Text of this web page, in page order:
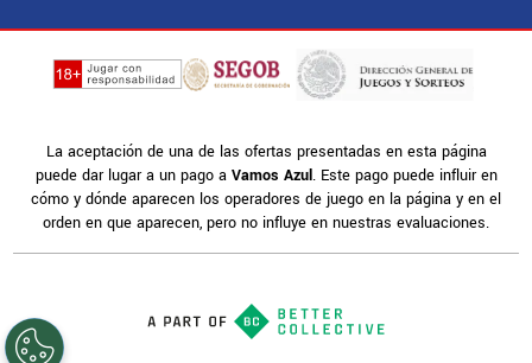
La aceptación de una de las ofertas presentadas en esta página
puede dar lugar a un pago a Vamos Azul. Este pago puede influir en
cómo y dónde aparecen los operadores de juego en la página y en el
orden en que aparecen, pero no influye en nuestras evaluaciones.